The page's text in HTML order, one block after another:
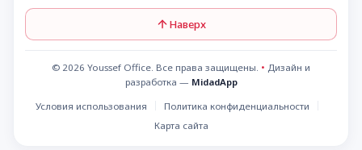
Наверх
© 2026 Youssef Office. Все права защищены. • Дизайн и
разработка — MidadApp
Условия использования
Политика конфиденциальности
Карта сайта